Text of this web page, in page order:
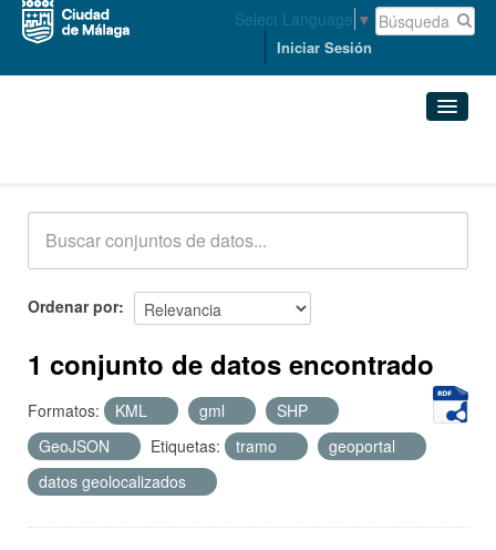
Select Language ▼
Iniciar Sesión
Acerca de
Ordenar por
1 conjunto de datos encontrado
Formatos: KML gml
SHP
GeoJSON
Etiquetas: tramo
geoportal
datos geolocalizados